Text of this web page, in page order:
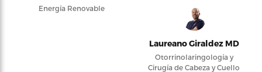
Energía Renovable
Laureano Giraldez MD
Otorrinolaringología y
Cirugía de Cabeza y Cuello